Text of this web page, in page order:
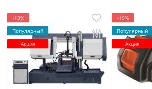
-13%
Популярный
Акция
-19%
Популярный
Акция